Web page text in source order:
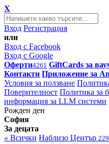
X
Вход Регистрация
или
Вход с Facebook
Вход с Google
Оферти4261 GiftCards за
Контакти Приложение за
Условия за ползване
Поверителност Политика за
информация за LLM системи
Рожден ден
София
За децата
« Всички Наблизо Център 229